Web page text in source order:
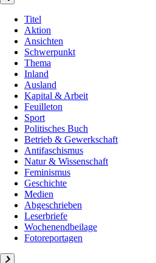
Titel
Aktion
Ansichten
Schwerpunkt
Thema
Inland
Ausland
Kapital & Arbeit
Feuilleton
Sport
Politisches Buch
Betrieb & Gewerkschaft
Antifaschismus
Natur & Wissenschaft
Feminismus
Geschichte
Medien
Abgeschrieben
Leserbriefe
Wochenendbeilage
Fotoreportagen